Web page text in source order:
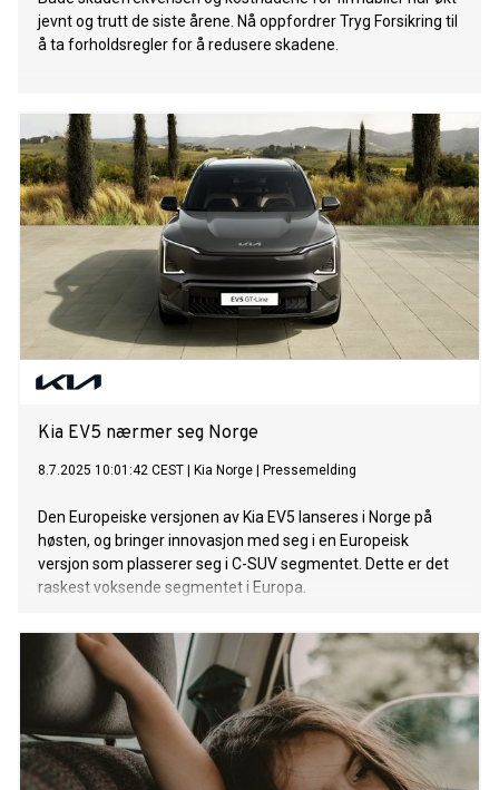
jevnt og trutt de siste årene. Nå oppfordrer Tryg Forsikring til
å ta forholdsregler for å redusere skadene.
Kia EV5 nærmer seg Norge
8.7.2025 10:01:42 CEST Kia Norge Pressemelding
Den Europeiske versjonen av Kia EV5 lanseres i Norge på
høsten, og bringer innovasjon med seg i en Europeisk
versjon som plasserer seg i C-SUV segmentet. Dette er det
raskest voksende segmentet i Europa.